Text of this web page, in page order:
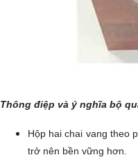
Thông điệp và ý nghĩa bộ
Hộp hai chai vang theo
trở nên bền vững hơn.